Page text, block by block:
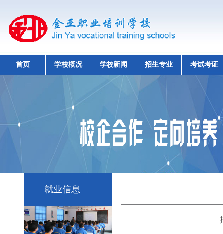
首页 学校概况 学校新闻 招生专业 考试考证
就业信息